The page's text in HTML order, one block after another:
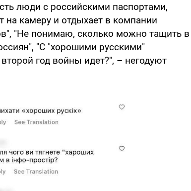
люди с российскими паспортами,
на камеру и отдыхает в компании
"Не понимаю, сколько можно тащить в
"С "хорошими русскими"
год войны идет?", – негодуют